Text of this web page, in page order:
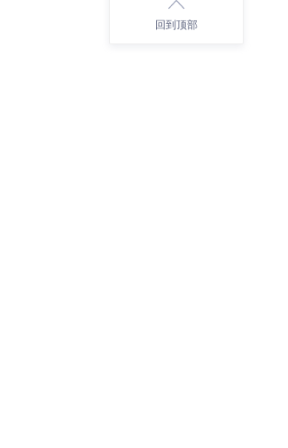
回到顶部